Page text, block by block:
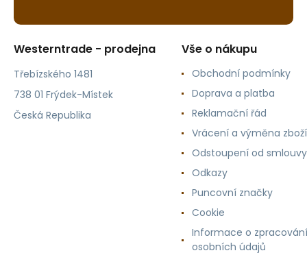
Westerntrade - prodejna
Třebízského 1481
738 01 Frýdek-Místek
Česká Republika
Vše o nákupu
Obchodní podmínky
Doprava a platba
Reklamační řád
Vrácení a výměna zboží
Odstoupení od smlouvy
Odkazy
Puncovní značky
Cookie
Informace o zpracování
osobních údajů